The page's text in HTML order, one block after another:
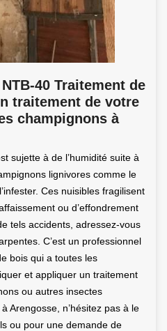
40 Traitement de
traitement de votre
champignons à
sujette à de l’humidité suite à
lignivores comme le
Ces nuisibles fragilisent
ou d’effondrement
tels accidents, adressez-vous
C’est un professionnel
bois qui a toutes les
et appliquer un traitement
ou autres insectes
Arengosse, n’hésitez pas à le
ou pour une demande de